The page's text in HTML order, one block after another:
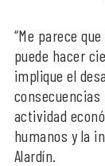
“Me parece
puede hacer
implique el
actividad
humanos y la
Alardín.